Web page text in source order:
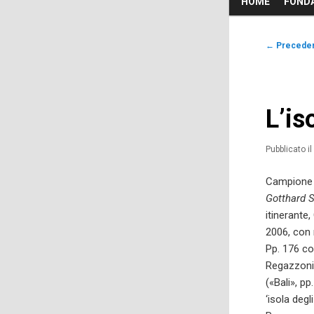
principale
Vai
principale
←
Pubblicato il
Gotthard
itinerante,
2006,
Pp. 176
(«Bali»,
‘isola